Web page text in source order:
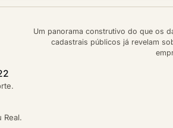
Um panorama construtivo do que os
cadastrais públicos já revelam
Real.